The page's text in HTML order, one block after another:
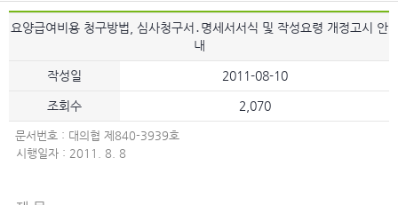
요양급여비용 청구방법, 심사청구서․명세서서식 및 작성요령 개정고시 안
내
작성일 2011-08-10
조회수 2,070
문서번호 : 대의협 제840-3939호
시행일자 : 2011. 8. 8